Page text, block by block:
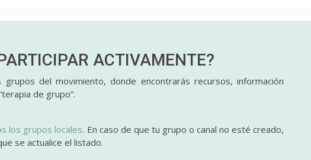
ACTIVAMENTE?
del movimiento, donde encontrarás recursos, información
de grupo”.
los grupos locales. En caso de que tu grupo o canal no esté creado,
se actualice el listado.